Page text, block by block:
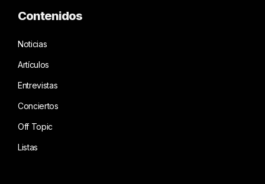
Contenidos
Noticias
Artículos
Entrevistas
Conciertos
Off Topic
Listas